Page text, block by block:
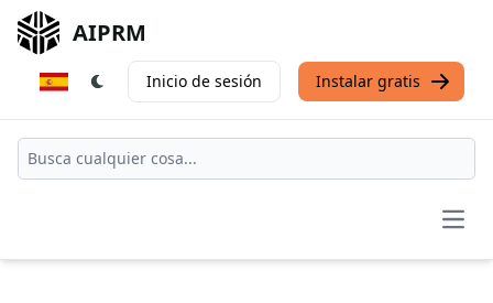
AIPRM
Inicio de sesión Instalar gratis